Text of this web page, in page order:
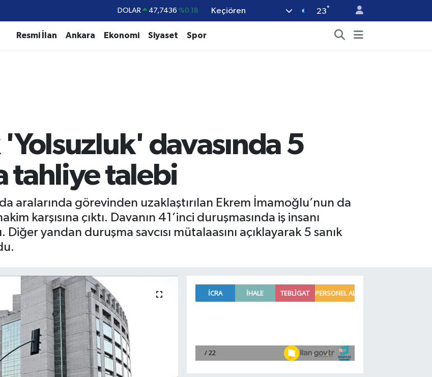
DOLAR 47,7436 %0.18 Keçiören 23°
Resmi İlan Ankara Ekonomi Siyaset Spor
'Yolsuzluk' davasında 5
tahliye talebi
aralarında görevinden uzaklaştırılan Ekrem İmamoğlu’nun da
karşısına çıktı. Davanın 41’inci duruşmasında iş insanı
yandan duruşma savcısı mütalaasını açıklayarak 5 sanık